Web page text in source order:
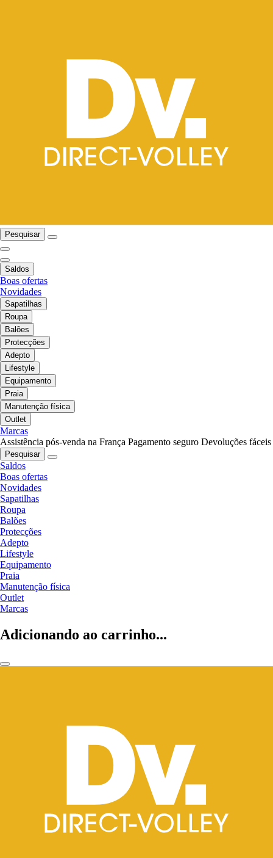
Pesquisar
Saldos
Boas ofertas
Novidades
Sapatilhas
Roupa
Balões
Protecções
Adepto
Lifestyle
Equipamento
Praia
Manutenção física
Outlet
Marcas
Assistência pós-venda na França Pagamento seguro Devoluções fáceis
Pesquisar
Saldos
Boas ofertas
Novidades
Sapatilhas
Roupa
Balões
Protecções
Adepto
Lifestyle
Equipamento
Praia
Manutenção física
Outlet
Marcas
Adicionando ao carrinho...